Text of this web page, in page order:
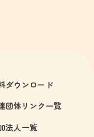
ダウンロード
団体リンク一覧
法人一覧